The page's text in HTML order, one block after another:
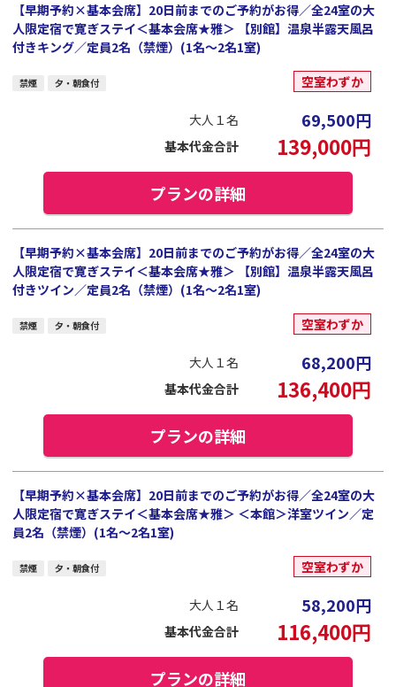
【早期予約×基本会席】20日前までのご予約がお得／全24室の大
人限定宿で寛ぎステイ＜基本会席★雅＞ 【別館】温泉半露天風呂
付きキング／定員2名（禁煙）(1名～2名1室)
禁煙 夕・朝食付 空室わずか
大人１名 69,500円
基本代金合計 139,000円
プランの詳細
【早期予約×基本会席】20日前までのご予約がお得／全24室の大
人限定宿で寛ぎステイ＜基本会席★雅＞ 【別館】温泉半露天風呂
付きツイン／定員2名（禁煙）(1名～2名1室)
禁煙 夕・朝食付 空室わずか
大人１名 68,200円
基本代金合計 136,400円
プランの詳細
【早期予約×基本会席】20日前までのご予約がお得／全24室の大
人限定宿で寛ぎステイ＜基本会席★雅＞ ＜本館＞洋室ツイン／定
員2名（禁煙）(1名～2名1室)
禁煙 夕・朝食付 空室わずか
大人１名 58,200円
基本代金合計 116,400円
プランの詳細